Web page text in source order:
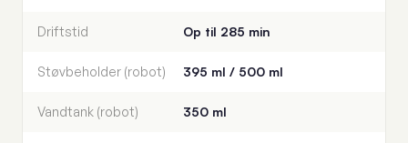
Driftstid Op til 285 min
Støvbeholder (robot) 395 ml / 500 ml
Vandtank (robot) 350 ml